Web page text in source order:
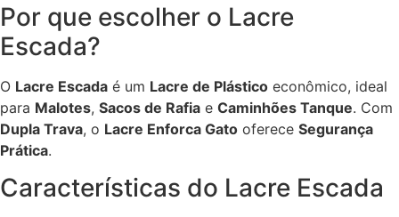
Por que escolher o Lacre
Escada?
O Lacre Escada é um Lacre de Plástico econômico, ideal
para Malotes, Sacos de Rafia e Caminhões Tanque. Com
Dupla Trava, o Lacre Enforca Gato oferece Segurança
Prática.
Características do Lacre Escada